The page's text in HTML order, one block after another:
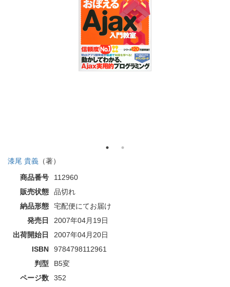
漆尾 貴義 （著）
商品番号
112960
販売状態
品切れ
納品形態
宅配便にてお届け
発売日
2007年04月19日
出荷開始日
2007年04月20日
ISBN
9784798112961
判型
B5変
ページ数
352